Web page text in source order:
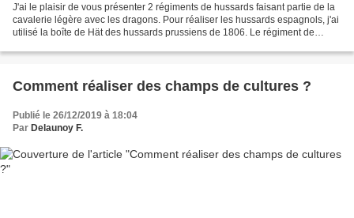
J'ai le plaisir de vous présenter 2 régiments de hussards faisant partie de la
cavalerie légère avec les dragons. Pour réaliser les hussards espagnols, j'ai
utilisé la boîte de Hät des hussards prussiens de 1806. Le régiment de
Comment réaliser des champs de cultures ?
Publié le 26/12/2019 à 18:04
Par Delaunoy F.